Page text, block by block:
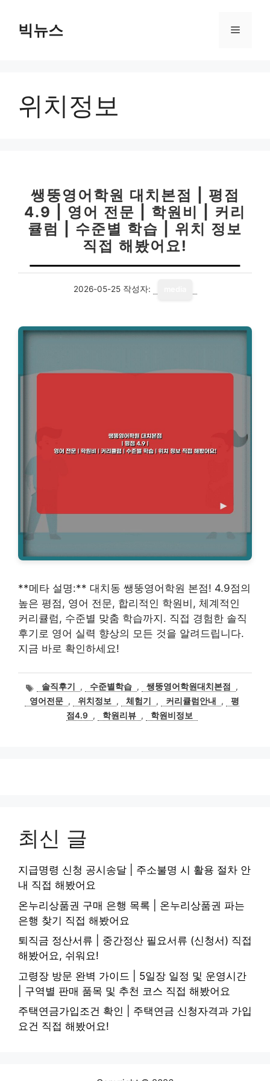
빅뉴스 메
위치정보
쌩뚱영어학원 대치본점 | 평점
4.9 | 영어 전문 | 학원비 | 커리
큘럼 | 수준별 학습 | 위치 정보
직접 해봤어요!
2026-05-25 작성자:
**메타 설명:** 대치동 쌩뚱영어학원 본점! 4.9점의
높은 평점, 영어 전문, 합리적인 학원비, 체계적인
커리큘럼, 수준별 맞춤 학습까지. 직접 경험한 솔직
후기로 영어 실력 향상의 모든 것을 알려드립니다.
지금 바로 확인하세요!
태
그
솔직후기 , 수준별학습 , 쌩뚱영어학원대치본점
,
영어전문 , 위치정보 , 체험기 , 커리큘럼안내 ,
평
점4.9
, 학원리뷰 , 학원비정보
최신 글
지급명령 신청 공시송달 | 주소불명 시 활용 절차 안
내 직접 해봤어요
온누리상품권 구매 은행 목록 | 온누리상품권 파는
은행 찾기 직접 해봤어요
퇴직금 정산서류 | 중간정산 필요서류 (신청서) 직접
해봤어요, 쉬워요!
고령장 방문 완벽 가이드 | 5일장 일정 및 운영시간
| 구역별 판매 품목 및 추천 코스 직접 해봤어요
주택연금가입조건 확인 | 주택연금 신청자격과 가입
요건 직접 해봤어요!